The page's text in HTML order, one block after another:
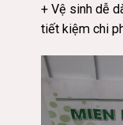
+ Vệ sinh dễ
tiết kiệm chi